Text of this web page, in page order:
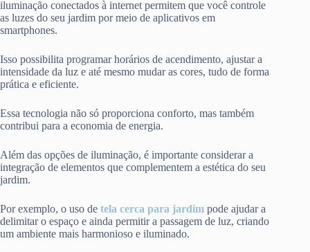
iluminação conectados à internet permitem que você controle
as luzes do seu jardim por meio de aplicativos em
smartphones.
Isso possibilita programar horários de acendimento, ajustar a
intensidade da luz e até mesmo mudar as cores, tudo de forma
prática e eficiente.
Essa tecnologia não só proporciona conforto, mas também
contribui para a economia de energia.
Além das opções de iluminação, é importante considerar a
integração de elementos que complementem a estética do seu
jardim.
Por exemplo, o uso de tela cerca para jardim pode ajudar a
delimitar o espaço e ainda permitir a passagem de luz, criando
um ambiente mais harmonioso e iluminado.